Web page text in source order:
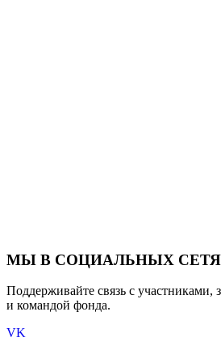
МЫ В СОЦИАЛЬНЫХ
Поддерживайте связь с участниками,
и командой фонда.
VK